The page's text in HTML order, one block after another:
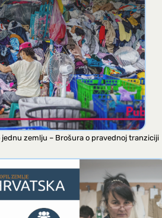
jednu zemlju – Brošura o pravednoj tranziciji